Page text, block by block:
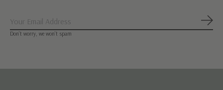
Don’t worry, we won’t spam